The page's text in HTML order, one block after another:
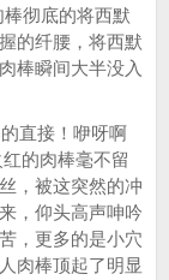
彻底的将西默
的纤腰，将西默
棒瞬间大半没入
直接！咿呀啊
的肉棒毫不留
，被这突然的冲
，仰头高声呻吟
，更多的是小穴
肉棒顶起了明显